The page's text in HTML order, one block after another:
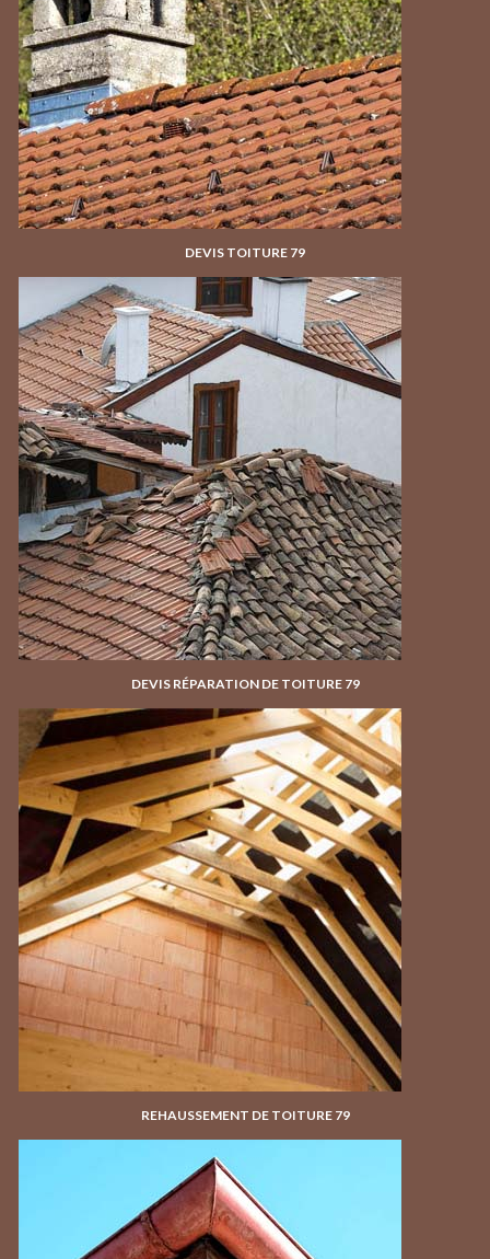
DEVIS TOITURE 79
DEVIS RÉPARATION DE TOITURE 79
REHAUSSEMENT DE TOITURE 79